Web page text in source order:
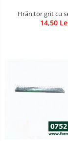
Hrănitor grit cu
14,50